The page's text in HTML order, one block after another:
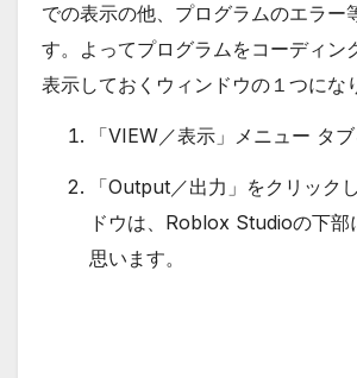
での表示の他、プログラムのエラー
す。よってプログラムをコーディン
表示しておくウィンドウの１つにな
「VIEW／表示」メニュー タブ
「Output／出力」をクリック
ドウは、Roblox Studioの下部
思います。